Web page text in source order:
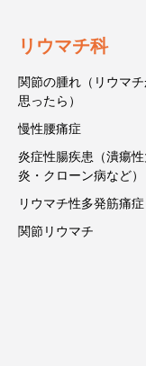
リウマチ科
関節の腫れ（リウマチ
思ったら）
慢性腰痛症
炎症性腸疾患（潰瘍
炎・クローン病など）
リウマチ性多発筋痛症
関節リウマチ